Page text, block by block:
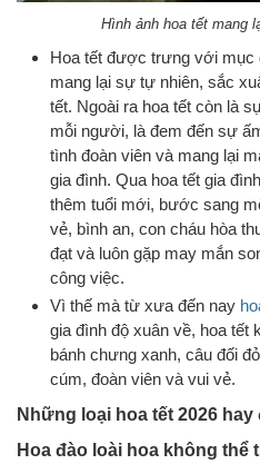
Hình ảnh hoa tết mang
Hoa tết được trưng với mục
mang lại sự tự nhiên, sắc
tết. Ngoài ra hoa tết còn là
mỗi người, là đem đến sự
tình đoàn viên và mang lại
gia đình. Qua hoa tết gia
thêm tuổi mới, bước sang
vẻ, bình an, con cháu hòa
đạt và luôn gặp may mắn
công việc.
Vì thế mà từ xưa đến nay
gia đình độ xuân về, hoa tết
bánh chưng xanh, câu đối
cúm, đoàn viên và vui vẻ.
Những loại hoa tết 2026
Hoa đào loài hoa không thể